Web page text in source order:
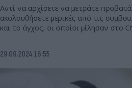
Αντί να αρχίσετε να μετράτε
ακολουθήσετε μερικές από τις
και το άγχος, οι οποίοι μίλησαν στο
29.09.2024 16:55